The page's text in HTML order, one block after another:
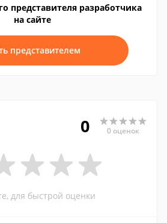
представителя разработчика
на сайте
представителем
0 0 оценок
для быстрой оценки